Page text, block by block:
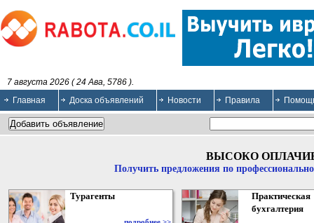
7 августа 2026 ( 24 Ава, 5786 ).
Главная
Доска объявлений Новости Правила
ВЫСОКО
Получить предложения по
Турагенты
Практическая
бухгалтерия